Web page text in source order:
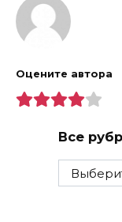
Оцените автора
Все
Все
рубрики